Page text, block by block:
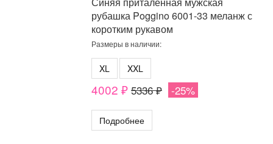
рубашка Poggino 6001-33 меланж с
коротким рукавом
Размеры в наличии:
XL XXL
4002 ₽ 5336 ₽ -25%
Подробнее